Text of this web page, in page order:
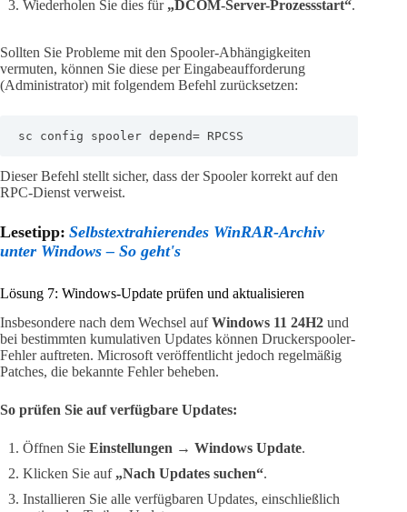
Wiederholen Sie dies für „DCOM-Server-Prozessstart“.
Sollten Sie Probleme mit den Spooler-Abhängigkeiten
vermuten, können Sie diese per Eingabeaufforderung
(Administrator) mit folgendem Befehl zurücksetzen:
sc config spooler depend= RPCSS
Dieser Befehl stellt sicher, dass der Spooler korrekt auf den
RPC-Dienst verweist.
Lesetipp: Selbstextrahierendes WinRAR-Archiv
unter Windows – So geht's
Lösung 7: Windows-Update prüfen und aktualisieren
Insbesondere nach dem Wechsel aufWindows 11 24H2 und
bei bestimmten kumulativen Updates können Druckerspooler-
Fehler auftreten. Microsoft veröffentlicht jedoch regelmäßig
Patches, die bekannte Fehler beheben.
So prüfen Sie auf verfügbare Updates:
Öffnen Sie Einstellungen → Windows Update.
Klicken Sie auf „Nach Updates suchen“.
Installieren Sie alle verfügbaren Updates, einschließlich